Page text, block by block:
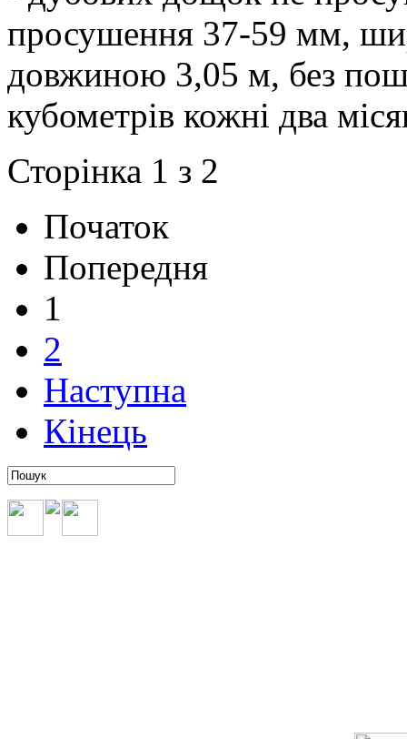
просушення 37-59 мм,
довжиною 3,05 м, без
кубометрів кожні два
Сторінка 1 з 2
Початок
Попередня
1
2
Наступна
Кінець